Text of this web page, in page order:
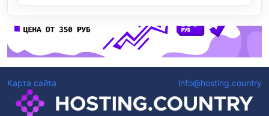
Карта сайта info@hosting.country